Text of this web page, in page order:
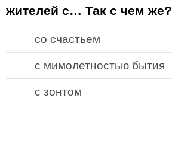
жителей с… Так с чем же?
со счастьем
с мимолетностью бытия
с зонтом